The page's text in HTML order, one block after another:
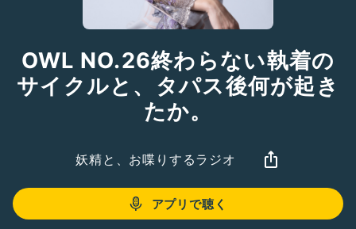
OWL NO.26終わらない執着の
サイクルと、タパス後何が起き
たか。
妖精と、お喋りするラジオ
アプリで聴く